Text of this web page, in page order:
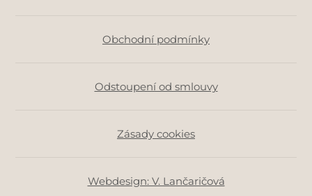
Obchodní podmínky
Odstoupení od smlouvy
Zásady cookies
Webdesign: V. Lančaričová